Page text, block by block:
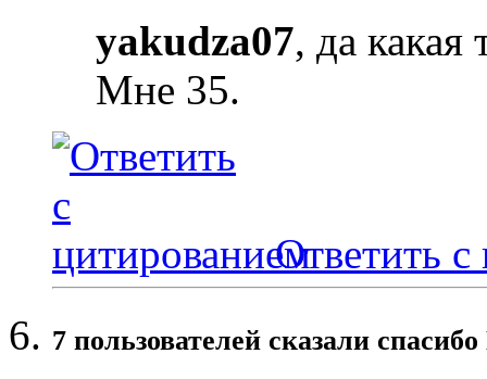
yakudza07, да
Мне 35.
Ответить с
7 пользователей сказали